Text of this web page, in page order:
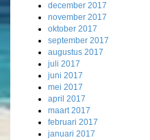
december 2017
november 2017
oktober 2017
september 2017
augustus 2017
juli 2017
juni 2017
mei 2017
april 2017
maart 2017
februari 2017
januari 2017